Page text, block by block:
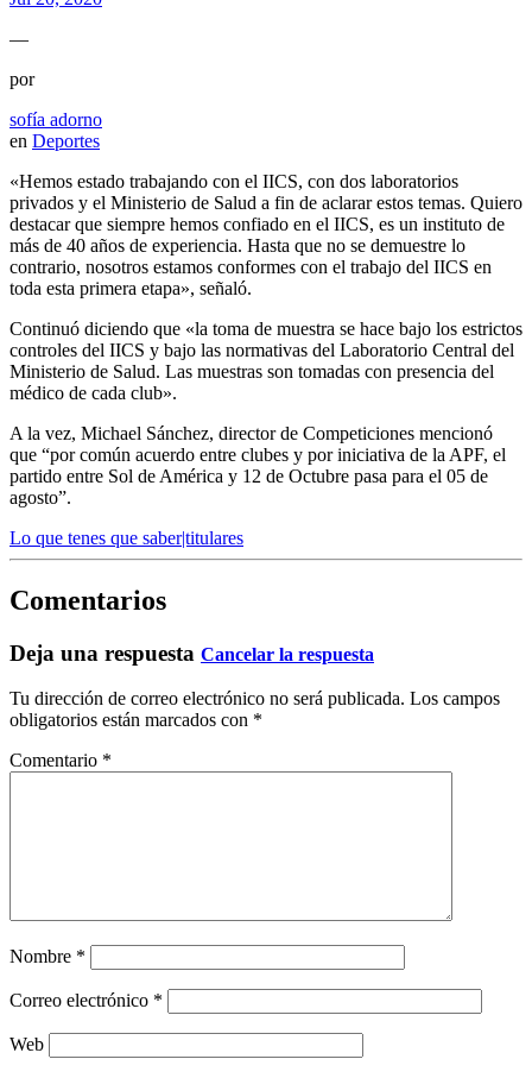
—
por
sofía adorno
en Deportes
«Hemos estado trabajando con el IICS, con dos laboratorios
privados y el Ministerio de Salud a fin de aclarar estos temas. Quiero
destacar que siempre hemos confiado en el IICS, es un instituto de
más de 40 años de experiencia. Hasta que no se demuestre lo
contrario, nosotros estamos conformes con el trabajo del IICS en
toda esta primera etapa», señaló.
Continuó diciendo que «la toma de muestra se hace bajo los estrictos
controles del IICS y bajo las normativas del Laboratorio Central del
Ministerio de Salud. Las muestras son tomadas con presencia del
médico de cada club».
A la vez, Michael Sánchez, director de Competiciones mencionó
que “por común acuerdo entre clubes y por iniciativa de la APF, el
partido entre Sol de América y 12 de Octubre pasa para el 05 de
agosto”.
Lo que tenes que saber|titulares
Comentarios
Deja una respuesta Cancelar la respuesta
Tu dirección de correo electrónico no será publicada. Los campos
obligatorios están marcados con *
Comentario *
Nombre *
Correo electrónico *
Web